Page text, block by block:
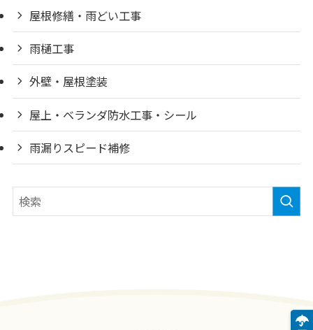
屋根修繕・雨どい工事
雨樋工事
外壁・屋根塗装
屋上・ベランダ防水工事・シール
雨漏りスピード補修